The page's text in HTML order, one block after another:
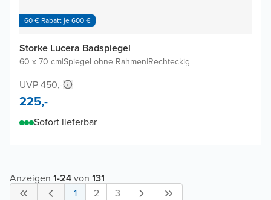
60 € Rabatt je 600 €
Storke Lucera Badspiegel
60 x 70 cm|Spiegel ohne Rahmen|Rechteckig
UVP 450,-
225,-
Sofort lieferbar
Anzeigen 1-24von 131
1
2 3